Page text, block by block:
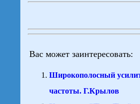
Вас может заинтересовать:
Широкополосный
частоты. Г.Крылов